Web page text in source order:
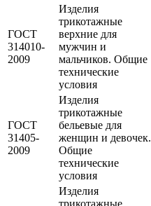
ГОСТ
314010-
2009
Изделия
трикотажные
верхние для
мужчин и
мальчиков. Общие
технические
условия
ГОСТ
31405-
2009
Изделия
трикотажные
бельевые для
женщин и девочек.
Общие
технические
условия
Изделия
трикотажные